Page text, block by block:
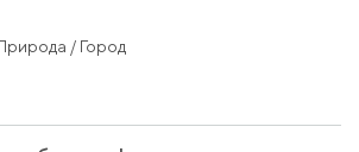
/ Город